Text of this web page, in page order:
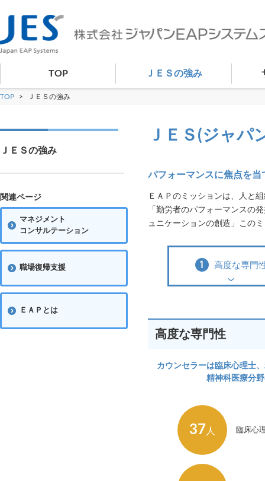
TOP ＪＥＳの強み
TOP > ＪＥＳの強み
ＪＥＳ(ジャパ
パフォーマンスに焦点を
ＥＡＰのミッションは、人と
「勤労者のパフォーマンスの
ュニケーションの創造」この
高度な専門
高度な専門性
カウンセラーは臨床心理士
精神科医療分
37 人 臨床心
ＪＥＳの強み
関連ページ
マネジメント
コンサルテーション
職場復帰支援
ＥＡＰとは